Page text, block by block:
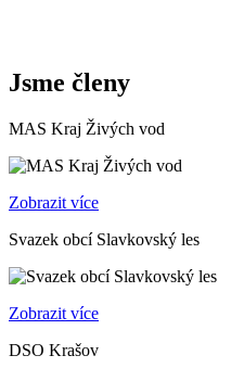
Jsme členy
MAS Kraj Živých vod
Zobrazit více
Svazek obcí Slavkovský les
Zobrazit více
DSO Krašov